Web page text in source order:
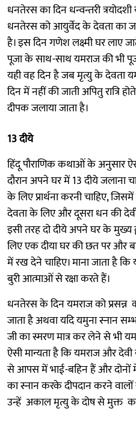
धनतेरस का दिन धन्वन्तरी त्रयोदशी
धनतेरस को आयुर्वेद के देवता का
है। इस दिन गणेश लक्ष्मी घर लाए
पूजा के साथ-साथ यमराज की भी
यही वह दिन है जब मृत्यु के देवता
दिन में नहीं की जाती अपितु रात्रि
दीपक जलाया जाता है।
13 दीये
हिंदू पौराणिक कथाओं के अनुसार
दौरान अपने घर में 13 दीये जलाना
के लिए प्रार्थना करनी चाहिए,
देवता के लिए और दूसरा धन की
इसी तरह दो दीये अपने घर के मुख्य
लिए एक दीया घर की छत पर
में रख देने चाहिए। माना जाता है
बुरी आत्माओं से रक्षा करते हैं।
धनतेरस के दिन यमराज को प्रसन्न
जाता है अथवा यदि यमुना स्नान
जी का स्मरण मात्र कर लेने से भी
ऐसी मान्यता है कि यमराज और देवी
से आपस में भाई-बहिन हैं और दोनों
का स्नान करके दीपदान करने वालों
उन्हें अकाल मृत्यु के दोष से मुक्त